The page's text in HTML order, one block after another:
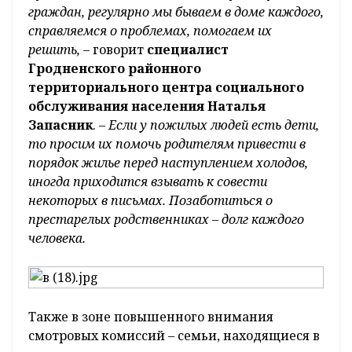
граждан, регулярно мы бываем в доме каждого,
справляемся о проблемах, помогаем их
решить, –говорит специалист
Гродненского районного
территориального центра социального
обслуживания населения Наталья
Запасник. –Если у пожилых людей есть дети,
то просим их помочь родителям привести в
порядок жилье перед наступлением холодов,
иногда приходится взывать к совести
некоторых в письмах. Позаботиться о
престарелых родственниках – долг каждого
человека.
Также в зоне повышенного внимания
смотровых комиссий – семьи, находящиеся в